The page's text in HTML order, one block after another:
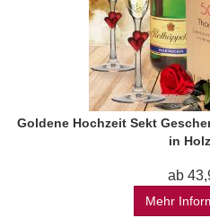
Goldene Hochzeit Sekt
in
ab
Mehr